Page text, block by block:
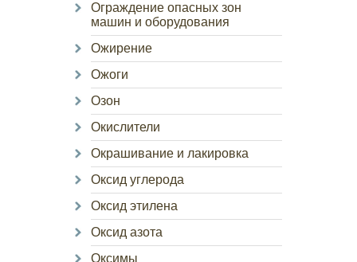
Ограждение опасных зон
машин и оборудования
Ожирение
Ожоги
Озон
Окислители
Окрашивание и лакировка
Оксид углерода
Оксид этилена
Оксид азота
Оксимы